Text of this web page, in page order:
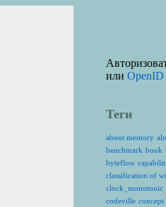
илиOpenID
Теги
about memory
benchmark book
byteflow
classification of
clock_monotonic
codeville concept